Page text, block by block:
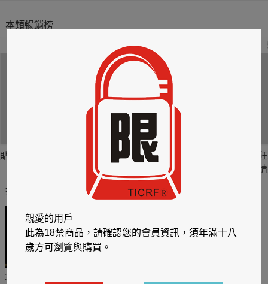
本類暢銷榜
貼身剪裁II：如癮
貼心情婦～魅惑之
六
四
推薦你買好東西
親愛的用戶
此為18禁商品，請確認您的會員資訊，須年滿十八
歲方可瀏覽與購買。